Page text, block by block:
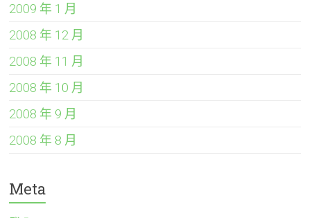
2009 年 1 月
2008 年 12 月
2008 年 11 月
2008 年 10 月
2008 年 9 月
2008 年 8 月
Meta